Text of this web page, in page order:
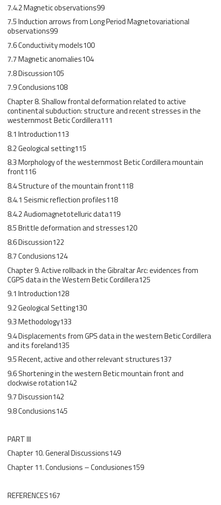
7.4.2 Magnetic observations99
7.5 Induction arrows from Long Period Magnetovariational
observations99
7.6 Conductivity models100
7.7 Magnetic anomalies104
7.8 Discussion105
7.9 Conclusions108
Chapter 8. Shallow frontal deformation related to active
continental subduction: structure and recent stresses in the
westernmost Betic Cordillera111
8.1 Introduction113
8.2 Geological setting115
8.3 Morphology of the westernmost Betic Cordillera mountain
front116
8.4 Structure of the mountain front118
8.4.1 Seismic reflection profiles118
8.4.2 Audiomagnetotelluric data119
8.5 Brittle deformation and stresses120
8.6 Discussion122
8.7 Conclusions124
Chapter 9. Active rollback in the Gibraltar Arc: evidences from
CGPS data in the Western Betic Cordillera125
9.1 Introduction128
9.2 Geological Setting130
9.3 Methodology133
9.4 Displacements from GPS data in the western Betic Cordillera
and its foreland135
9.5 Recent, active and other relevant structures137
9.6 Shortening in the western Betic mountain front and
clockwise rotation142
9.7 Discussion142
9.8 Conclusions145
PART III
Chapter 10. General Discussions149
Chapter 11. Conclusions – Conclusiones159
REFERENCES167